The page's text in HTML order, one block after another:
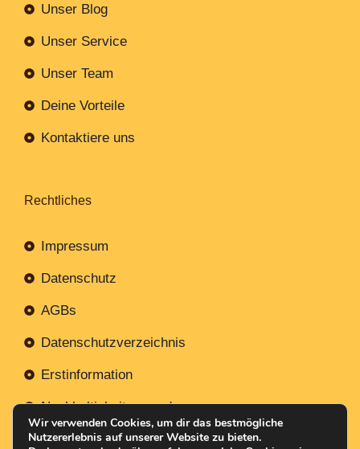
Unser Blog
Unser Service
Unser Team
Deine Vorteile
Kontaktiere uns
Rechtliches
Impressum
Datenschutz
AGBs
Datenschutzverzeichnis
Erstinformation
Nachhaltigkeitsverordnung
Wir verwenden Cookies, um dir das bestmögliche
Nutzererlebnis auf unserer Website zu bieten.